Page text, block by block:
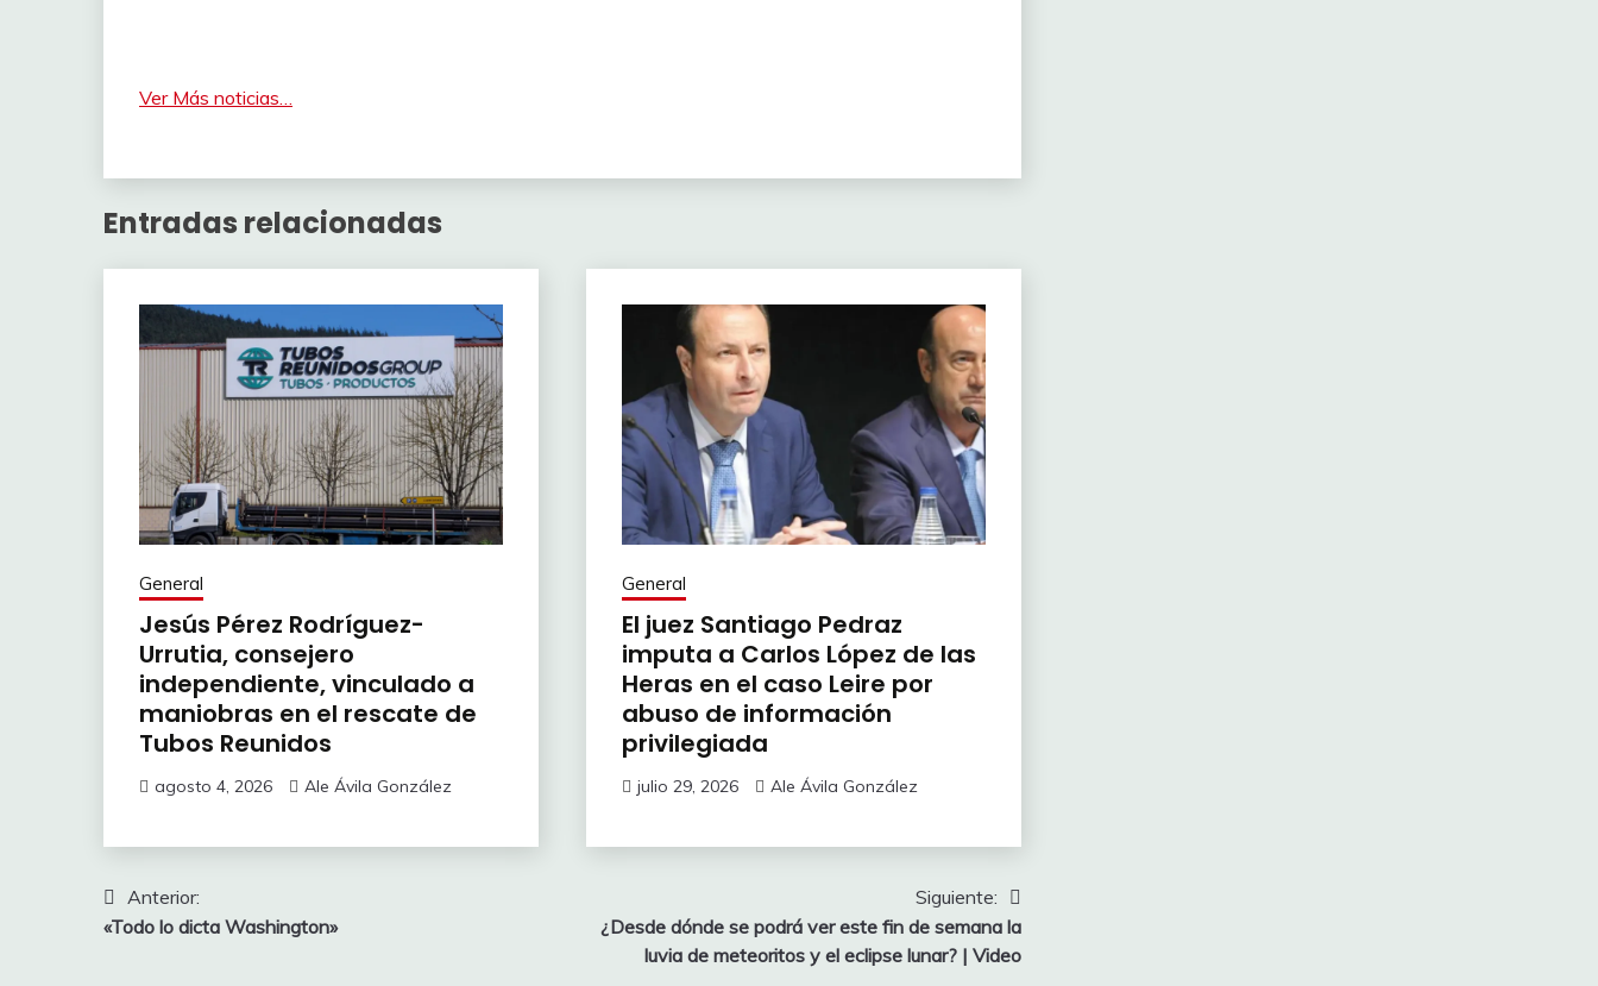
Ver Más noticias…
Entradas relacionadas
General
Jesús Pérez Rodríguez-
Urrutia, consejero
independiente, vinculado a
maniobras en el rescate de
Tubos Reunidos
agosto 4, 2026 Ale Ávila González
General
El juez Santiago Pedraz
imputa a Carlos López de las
Heras en el caso Leire por
abuso de información
privilegiada
julio 29, 2026 Ale Ávila González
Navegación
de
Anterior:
«Todo lo dicta Washington»
Siguiente:
¿Desde dónde se podrá ver este fin de semana la
luvia de meteoritos y el eclipse lunar? | Video